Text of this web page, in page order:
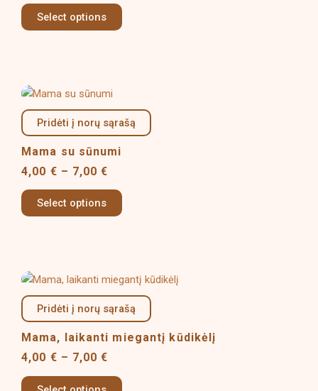
Select options
options
may
product
page
Pridėti į norų sąrašą
Mama su sūnumi
4,00 € – 7,00€
Price
4,00 €
through
7,00 €
Select options
product
has
options
may
the
product
page
Pridėti į norų sąrašą
Mama, laikanti miegantį kūdikėlį
4,00 € – 7,00€
Price
4,00 €
through
7,00 €
This
product
has
multiple
variants.
options